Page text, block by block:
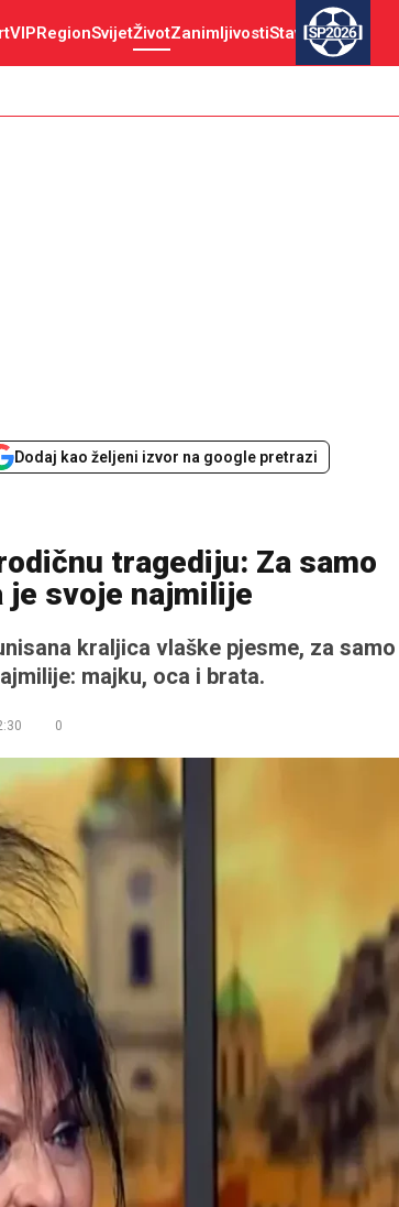
VIPRegionSvijetŽivotZanimljivostiStav SP2026
Dodaj kao željeni izvor na google pretrazi
tragediju: Za samo
je svoje najmilije
kraljica vlaške pjesme, za samo
majku, oca i brata.
0